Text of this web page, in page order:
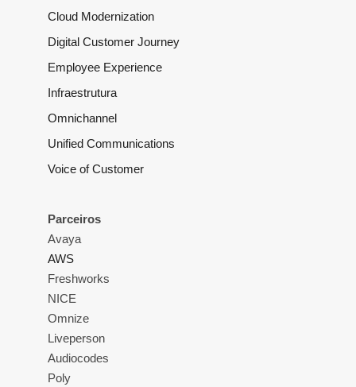
Cloud Modernization
Digital Customer Journey
Employee Experience
Infraestrutura
Omnichannel
Unified Communications
Voice of Customer
Parceiros
Avaya
AWS
Freshworks
NICE
Omnize
Liveperson
Audiocodes
Poly